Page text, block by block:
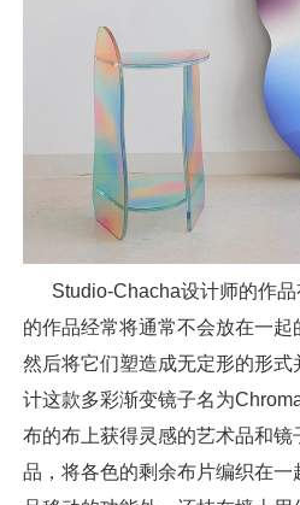
Studio-Chacha设计师的作品
的作品经常将通常不会放在一起
然后将它们塑造成无定形的形
计这款多彩渐变镜子名为
布的布上获得灵感的艺术品和
品，将各色的剩余布片编织在